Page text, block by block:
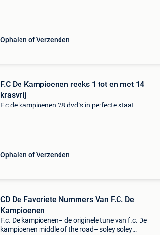
Ophalen of Verzenden
F.C De Kampioenen reeks 1 tot en met 14
krasvrij
F.c de kampioenen 28 dvd´s in perfecte staat
Ophalen of Verzenden
CD De Favoriete Nummers Van F.C. De
Kampioenen
F.c. De kampioenen– de originele tune van f.c. De
kampioenen middle of the road– soley soley